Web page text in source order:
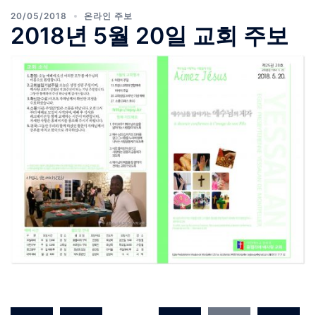
20/05/2018 온라인 주보
2018년 5월 20일 교회 주보